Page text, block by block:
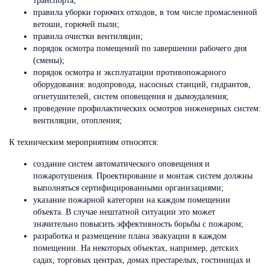
правила уборки горючих отходов, в том числе промасленной
ветоши, горючей пыли;
правила очистки вентиляции;
порядок осмотра помещений по завершении рабочего дня
(смены);
порядок осмотра и эксплуатации противопожарного
оборудования: водопровода, насосных станций, гидрантов,
огнетушителей, систем оповещения и дымоудаления;
проведение профилактических осмотров инженерных систем:
вентиляции, отопления;
К техническим мероприятиям относятся:
создание систем автоматического оповещения и
пожаротушения. Проектирование и монтаж систем должны
выполняться сертифицированными организациями;
указание пожарной категории на каждом помещении
объекта. В случае нештатной ситуации это может
значительно повысить эффективность борьбы с пожаром;
разработка и размещение плана эвакуации в каждом
помещении. На некоторых объектах, например, детских
садах, торговых центрах, домах престарелых, гостиницах и